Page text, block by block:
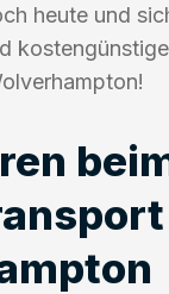
heute und